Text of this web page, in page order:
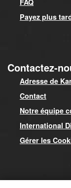
FAQ
Payez plus
Contactez-
Adresse de
Contact
Notre équipe
International
Gérer les